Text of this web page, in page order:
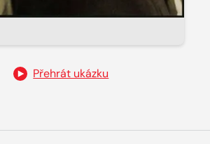
Přehrát ukázku